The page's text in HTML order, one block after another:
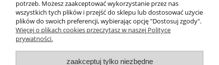
Inteligentny dom ( POCKET HOME )
potrzeb. Możesz zaakceptować wykorzystanie przez nas
wszystkich tych plików i przejść do sklepu lub dostosować użycie
plików do swoich preferencji, wybierając opcję "Dostosuj zgody".
Więcej o plikach cookies przeczytasz w naszej Polityce
prywatności.
zaakceptuj tylko niezbędne